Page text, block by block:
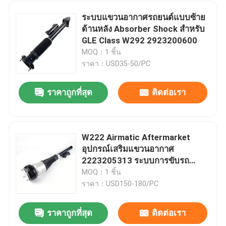
ระบบแขวนอากาศรถยนต์แบบซ้าย
ด้านหลัง Absorber Shock สําหรับ
GLE Class W292 2923200600
MOQ：1 ชิ้น
ราคา：USD35-50/PC
ราคาถูกที่สุด ติดต่อเรา
W222 Airmatic Aftermarket
อุปกรณ์เสริมแขวนอากาศ
2223205313 ระบบการขับรถ
อากาศอัตโนมัติ
MOQ：1 ชิ้น
ราคา：USD150-180/PC
ราคาถูกที่สุด ติดต่อเรา